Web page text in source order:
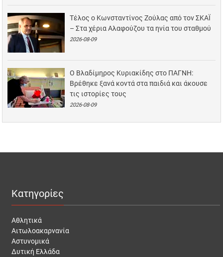
Τέλος ο Κωνσταντίνος Ζούλας από τον ΣΚΑΪ
– Στα χέρια Αλαφούζου τα ηνία του σταθμού
2026-08-09
Ο Βλαδίμηρος Κυριακίδης στο ΠΑΓΝΗ:
Βρέθηκε ξανά κοντά στα παιδιά και άκουσε
τις ιστορίες τους
2026-08-09
Κατηγορίες
Αθλητικά
Αιτωλοακαρνανία
Αστυνομικά
Δυτική Ελλάδα